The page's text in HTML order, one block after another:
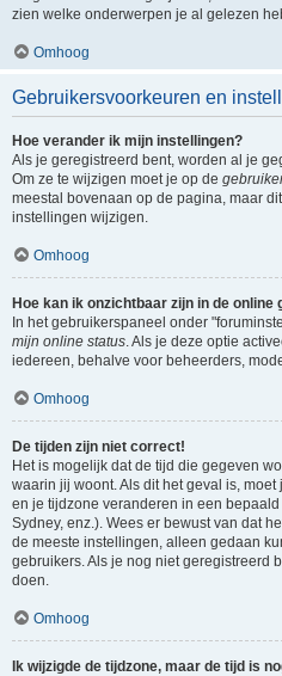
zien welke onderwerpen je al gelezen
Omhoog
Gebruikersvoorkeuren en
Hoe verander ik mijn instellingen?
Als je geregistreerd bent, worden al je
Om ze te wijzigen moet je op de
meestal bovenaan op de pagina, maar
instellingen wijzigen.
Omhoog
Hoe kan ik onzichtbaar zijn in de
In het gebruikerspaneel onder
mijn online status. Als je deze optie
iedereen, behalve voor beheerders,
Omhoog
De tijden zijn niet correct!
Het is mogelijk dat de tijd die gegeven
waarin jij woont. Als dit het geval is,
en je tijdzone veranderen in een
Sydney, enz.). Wees er bewust van dat
de meeste instellingen, alleen gedaan
gebruikers. Als je nog niet geregistreerd
doen.
Omhoog
Ik wijzigde de tijdzone, maar de tijd is